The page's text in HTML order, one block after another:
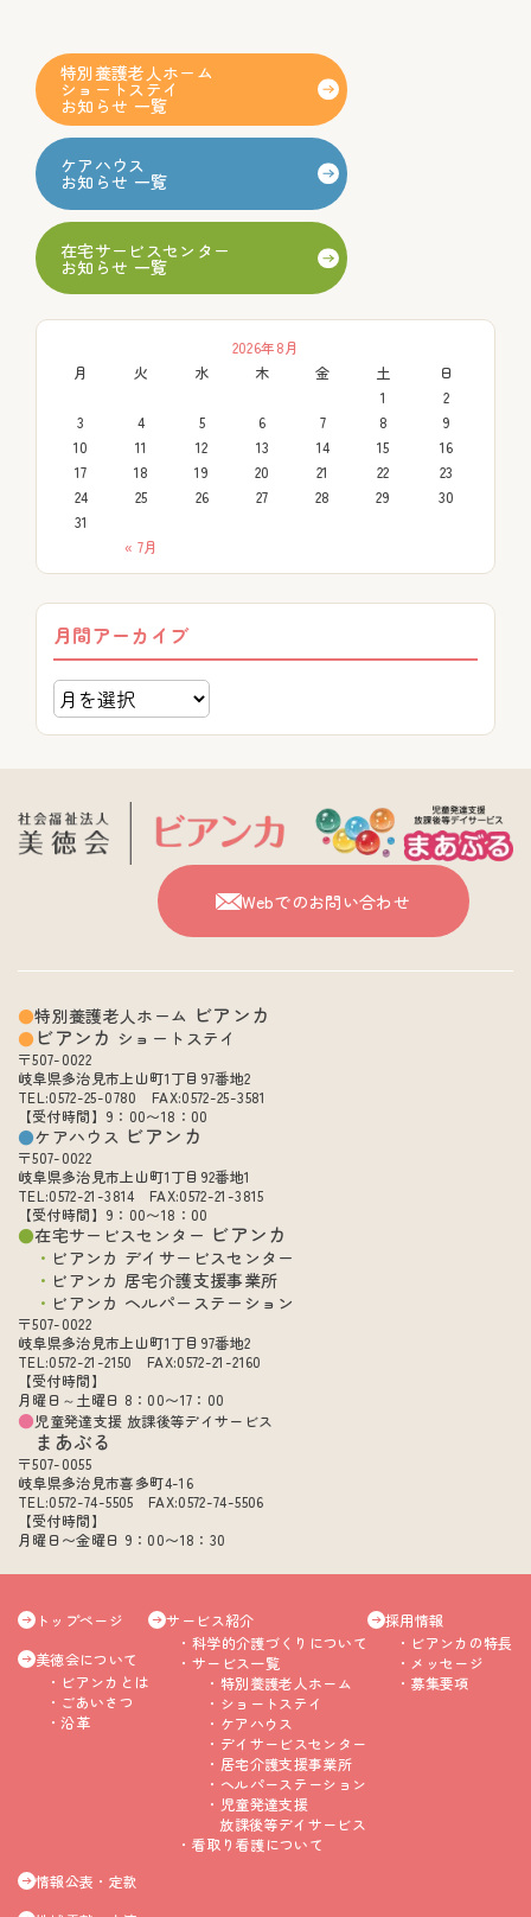
特別養護老人ホーム
ショートステイ
お知らせ 一覧
ケアハウス
お知らせ 一覧
在宅サービスセンター
お知らせ 一覧
2026年8月
月
火 水 木 金 土 日
« 7月
1
2
3
4 5 6 7 8
9
10
11 12 13 14 15
16
17
18 19 20 21 22
23
24
25 26 27 28 29
30
31
月間アーカイブ
Webでのお問い合わせ
特別養護老人ホーム ビアンカ
ビアンカ ショートステイ
〒507-0022
岐阜県多治見市上山町1丁目97番地2
TEL:0572-25-0780 FAX:0572-25-3581
【受付時間】9：00〜18：00
ケアハウス ビアンカ
〒507-0022
岐阜県多治見市上山町1丁目92番地1
TEL:0572-21-3814 FAX:0572-21-3815
【受付時間】9：00〜18：00
在宅サービスセンター ビアンカ
ビアンカ デイサービスセンター
ビアンカ 居宅介護支援事業所
ビアンカ ヘルパーステーション
〒507-0022
岐阜県多治見市上山町1丁目97番地2
TEL:0572-21-2150 FAX:0572-21-2160
【受付時間】
月曜日～土曜日 8：00〜17：00
児童発達支援 放課後等デイサービス
まあぶる
〒507-0055
岐阜県多治見市喜多町4-16
TEL:0572-74-5505 FAX:0572-74-5506
【受付時間】
月曜日〜金曜日 9：00〜18：30
トップページ
美徳会について
ビアンカとは
ごあいさつ
沿革
サービス紹介
科学的介護づくりについて
サービス一覧
特別養護老人ホーム
ショートステイ
ケアハウス
デイサービスセンター
居宅介護支援事業所
ヘルパーステーション
児童発達支援
放課後等デイサービス
看取り看護について
採用情報
ビアンカの特長
メッセージ
募集要項
情報公表・定款